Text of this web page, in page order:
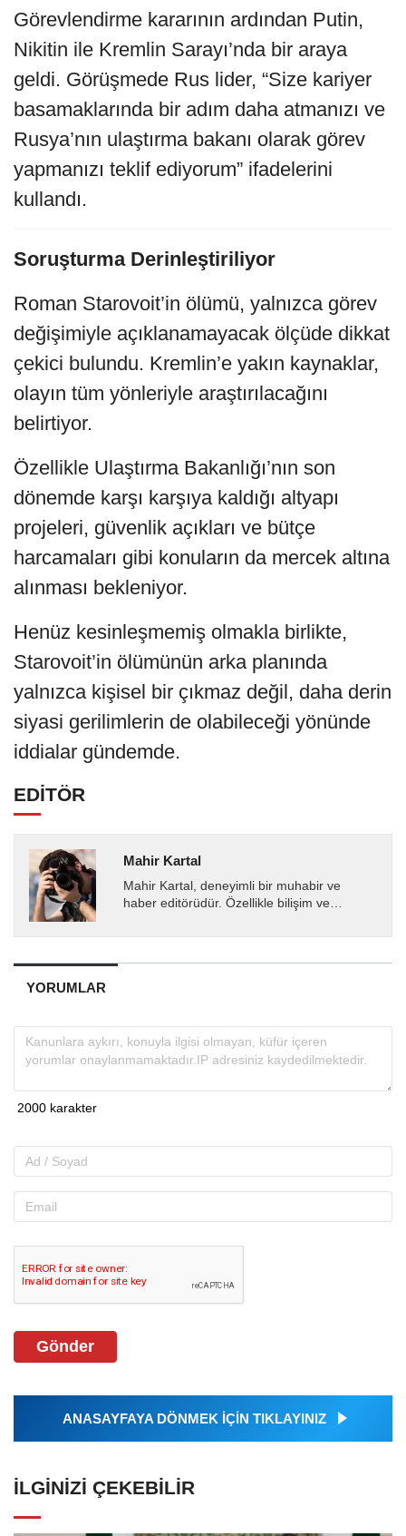
Görevlendirme kararının ardından Putin,
Nikitin ile Kremlin Sarayı’nda bir araya
geldi. Görüşmede Rus lider, “Size kariyer
basamaklarında bir adım daha atmanızı ve
Rusya’nın ulaştırma bakanı olarak görev
yapmanızı teklif ediyorum” ifadelerini
kullandı.
Soruşturma Derinleştiriliyor
Roman Starovoit’in ölümü, yalnızca görev
değişimiyle açıklanamayacak ölçüde dikkat
çekici bulundu. Kremlin’e yakın kaynaklar,
olayın tüm yönleriyle araştırılacağını
belirtiyor.
Özellikle Ulaştırma Bakanlığı’nın son
dönemde karşı karşıya kaldığı altyapı
projeleri, güvenlik açıkları ve bütçe
harcamaları gibi konuların da mercek altına
alınması bekleniyor.
Henüz kesinleşmemiş olmakla birlikte,
Starovoit’in ölümünün arka planında
yalnızca kişisel bir çıkmaz değil, daha derin
siyasi gerilimlerin de olabileceği yönünde
iddialar gündemde.
EDİTÖR
Mahir Kartal
Mahir Kartal, deneyimli bir muhabir ve
haber editörüdür. Özellikle bilişim ve
gelişmeleri okuyuculara...
YORUMLAR
Gönder
ANASAYFAYA DÖNMEK İÇİN TIKLAYINIZ
İLGINIZI ÇEKEBILIR